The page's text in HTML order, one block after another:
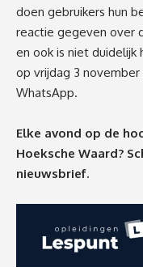
doen gebruikers hun
reactie gegeven over
en ook is niet duidelijk
op vrijdag 3
WhatsApp.
Elke avond op de
Hoeksche Waard?
nieuwsbrief.